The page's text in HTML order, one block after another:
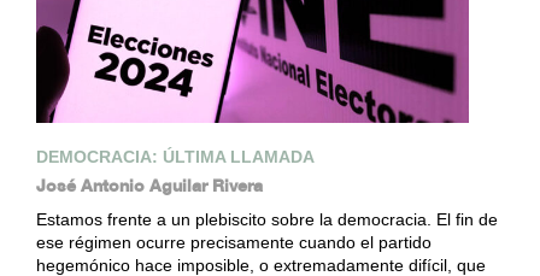
DEMOCRACIA: ÚLTIMA LLAMADA
José Antonio Aguilar Rivera
Estamos frente a un plebiscito sobre la democracia. El fin de
ese régimen ocurre precisamente cuando el partido
hegemónico hace imposible, o extremadamente difícil, que